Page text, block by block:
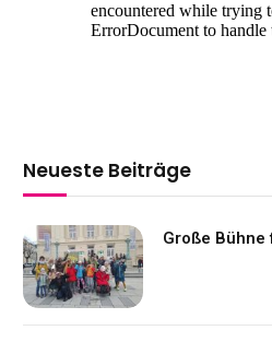
Neueste Beiträge
Große